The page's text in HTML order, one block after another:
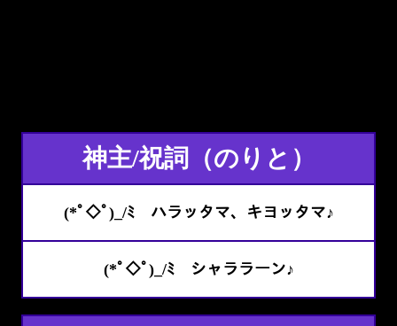
神主/祝詞（のりと）
(*ﾟ◇ﾟ)_/ﾐ ハラッタマ、キヨッタマ♪
(*ﾟ◇ﾟ)_/ﾐ シャララーン♪